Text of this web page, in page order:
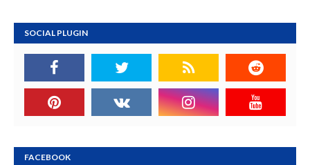
SOCIAL PLUGIN
FACEBOOK